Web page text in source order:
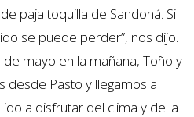
paja toquilla de Sandoná. Si
se puede perder”, nos dijo.
mayo en la mañana, Toño y
desde Pasto y llegamos a
a disfrutar del clima y de la